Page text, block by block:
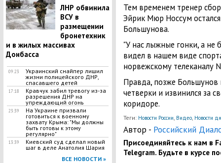
ЛНР обвинила
ВСУ в
размещении
бронетехник
и в жилых массивах
Донбасса
09:23
Украинский снайпер лишил
жизни полицейского ДНР,
спасавшего детей
17:18
Кравчук забил тревогу из-за
разрешения ДНР на
упреждающий огонь
23:39
На Украине призвали
готовиться к военному
захвату Крыма: "Мы должны
быть готовы к этому
регулярно"
13:39
​Киевский суд сделал новый
шаг в деле Анатолия Шария
ВСЕ НОВОСТИ »
Тем временем тренер
Эйрик Мюр Носсум
Большунова.
"У нас лыжные гонки, а не
видел в нашем виде
норвежскому телеканалу
Правда, позже
четверки и извинился за
коридоре.
Теги: Новости России, Видео, Новости
Автор - Российский
Присоединяйтесь к нам в
Telegram. Будьте в курсе